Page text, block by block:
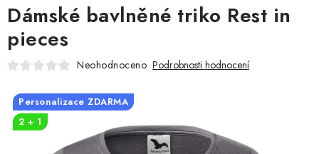
PRO DĚTI
PRO PÁRY
VLASTNÍ MOTIV
Dámské bavlněné triko Rest in
pieces
Neohodnoceno Podrobnosti hodnocení
Personalizace ZDARMA
2 + 1